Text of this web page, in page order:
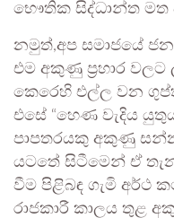
භෞතික සිද්ධාන්ත මත
නමුත්,අප සමාජයේ
එම අකුණු ප්‍රහාර
කෙරෙහි එල්ල වන
එසේ “හෙණ වැදිය
පාපතරයකු අකුණු
යටතේ සිටීමෙන් ඒ
වීම පිළිබඳ ගැමි අර්ථ
රාජකාරී කාලය තුළ